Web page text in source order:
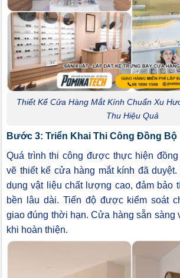
Thiết Kế Cửa Hàng Mắt Kính Chuẩn Xu
Thu Hiệu Quả
Bước 3: Triển Khai Thi Công Đồng Bộ
Quá trình thi công được thực hiện
vẽ thiết kế cửa hàng mắt kính đã
dụng vật liệu chất lượng cao, đảm bảo
bền lâu dài. Tiến độ được kiểm soát
giao đúng thời hạn. Cửa hàng sẵn sàng
khi hoàn thiện.